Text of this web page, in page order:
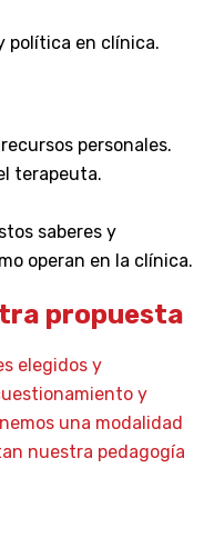
política en clínica.
personales.
terapeuta.
saberes y
operan en la clínica.
propuesta
elegidos y
y
una modalidad
nuestra pedagogía